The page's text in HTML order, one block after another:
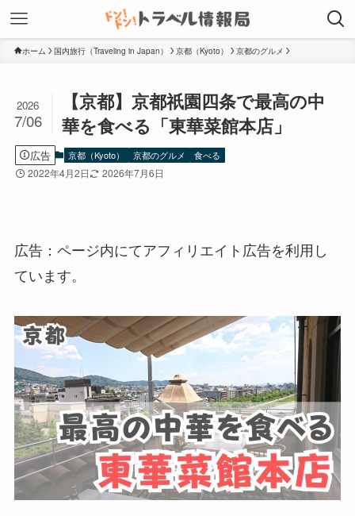
ホーム 国内旅行（Traveling in Japan） 京都（Kyoto） 京都のグルメ
【京都】京都祇園四条で最高の中
華を食べる「東華菜館本店」
2026
7/06
広告 京都（Kyoto） 京都のグルメ 食べる
2022年4月2日 2026年7月6日
広告：ページ内にてアフィリエイト広告を利用し
ています。